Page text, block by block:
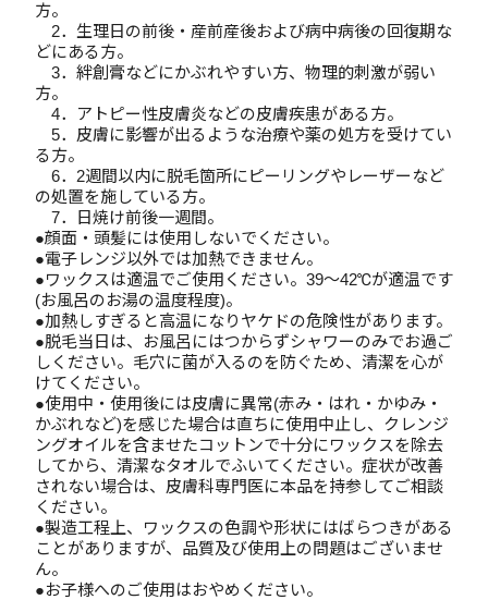
方。
2．生理日の前後・産前産後および病中病後の回復期な
どにある方。
3．絆創膏などにかぶれやすい方、物理的刺激が弱い
方。
4．アトピー性皮膚炎などの皮膚疾患がある方。
5．皮膚に影響が出るような治療や薬の処方を受けてい
る方。
6．2週間以内に脱毛箇所にピーリングやレーザーなど
の処置を施している方。
7．日焼け前後一週間。
●顔面・頭髪には使用しないでください。
●電子レンジ以外では加熱できません。
●ワックスは適温でご使用ください。39～42℃が適温です
(お風呂のお湯の温度程度)。
●加熱しすぎると高温になりヤケドの危険性があります。
●脱毛当日は、お風呂にはつからずシャワーのみでお過ご
しください。毛穴に菌が入るのを防ぐため、清潔を心が
けてください。
●使用中・使用後には皮膚に異常(赤み・はれ・かゆみ・
かぶれなど)を感じた場合は直ちに使用中止し、クレンジ
ングオイルを含ませたコットンで十分にワックスを除去
してから、清潔なタオルでふいてください。症状が改善
されない場合は、皮膚科専門医に本品を持参してご相談
ください。
●製造工程上、ワックスの色調や形状にはばらつきがある
ことがありますが、品質及び使用上の問題はございませ
ん。
●お子様へのご使用はおやめください。